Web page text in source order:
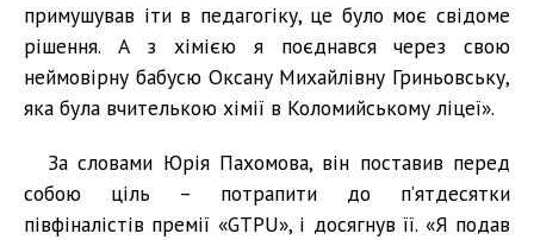
примушував іти в педагогіку, це було моє свідоме
рішення. А з хімією я поєднався через свою
неймовірну бабусю Оксану Михайлівну Гриньовську,
яка була вчителькою хімії в Коломийському ліцеї».
За словами Юрія Пахомова, він поставив перед
собою ціль – потрапити до п’ятдесятки
півфіналістів премії «GTPU», і досягнув її. «Я подав